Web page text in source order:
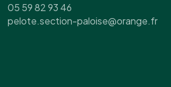
05 59 82 93 46
pelote.section-paloise@orange.fr